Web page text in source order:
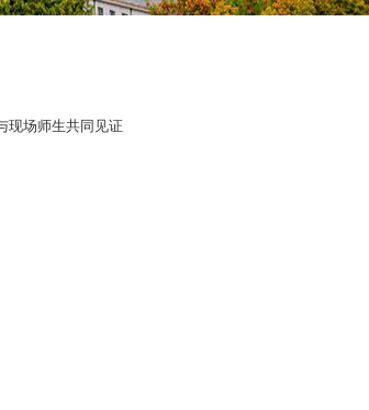
级风采大赛
记吕建设以及部分2025 级班主任应